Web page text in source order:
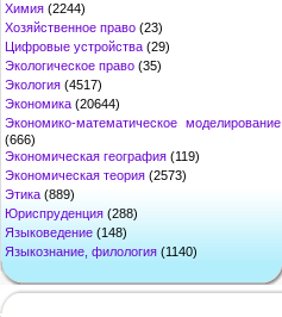
Химия (2244)
Хозяйственное право (23)
Цифровые устройства (29)
Экологическое право (35)
Экология (4517)
Экономика (20644)
Экономико-математическое моделирование
(666)
Экономическая география (119)
Экономическая теория (2573)
Этика (889)
Юриспруденция (288)
Языковедение (148)
Языкознание, филология (1140)